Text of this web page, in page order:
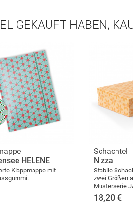
GEKAUFT HABEN,
HELENE
Klappmappe mit
Schachtel
Nizza
Stabile
zwei Größen
Musterserie
18,20 €